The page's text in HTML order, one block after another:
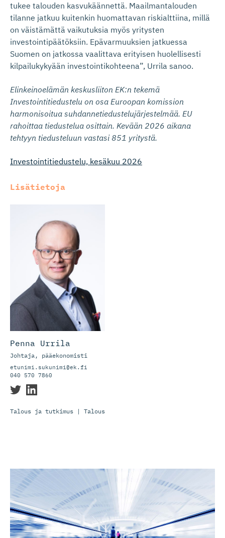
tukee talouden kasvukäännettä. Maailmantalouden
tilanne jatkuu kuitenkin huomattavan riskialttiina, millä
on väistämättä vaikutuksia myös yritysten
investointipäätöksiin. Epävarmuuksien jatkuessa
Suomen on jatkossa vaalittava erityisen huolellisesti
kilpailukykyään investointikohteena”, Urrila sanoo.
Elinkeinoelämän keskusliiton EK:n tekemä
Investointitiedustelu on osa Euroopan komission
harmonisoitua suhdannetiedustelujärjestelmää. EU
rahoittaa tiedustelua osittain. Kevään 2026 aikana
tehtyyn tiedusteluun vastasi 851 yritystä.
Investointitiedustelu, kesäkuu 2026
Lisätietoja
Penna Urrila
Johtaja, pääekonomisti
etunimi.sukunimi@ek.fi
040 570 7860
Talous ja tutkimus | Talous